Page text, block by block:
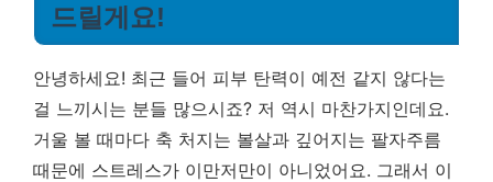
드릴게요!
안녕하세요! 최근 들어 피부 탄력이 예전 같지 않다는
걸 느끼시는 분들 많으시죠? 저 역시 마찬가지인데요.
거울 볼 때마다 축 처지는 볼살과 깊어지는 팔자주름
때문에 스트레스가 이만저만이 아니었어요. 그래서 이